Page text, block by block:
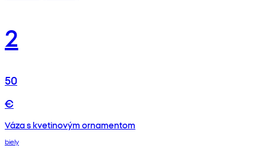
2
50
€
Váza s kvetinovým ornamentom
biely